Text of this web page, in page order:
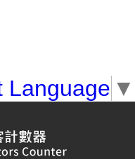
Language ▼